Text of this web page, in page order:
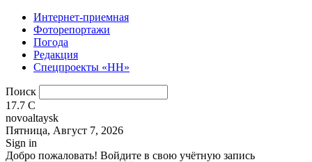
Интернет-приемная
Фоторепортажи
Погода
Редакция
Спецпроекты «НН»
Поиск
17.7 C
novoaltaysk
Пятница, Август 7, 2026
Sign in
Добро пожаловать! Войдите в свою учётную запись